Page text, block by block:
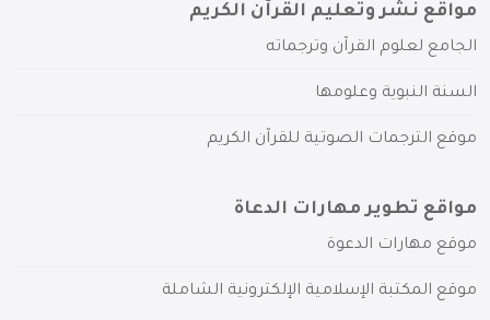
مواقع نشر وتعليم القرآن الكريم
الجامع لعلوم القرآن وترجماته
السنة النبوية وعلومها
موقع الترجمات الصوتية للقرآن الكريم
مواقع تطوير مهارات الدعاة
موقع مهارات الدعوة
موقع المكتبة الإسلامية الإلكترونية الشاملة